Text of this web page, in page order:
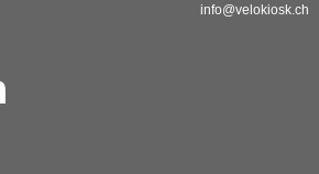
info@velokiosk.ch